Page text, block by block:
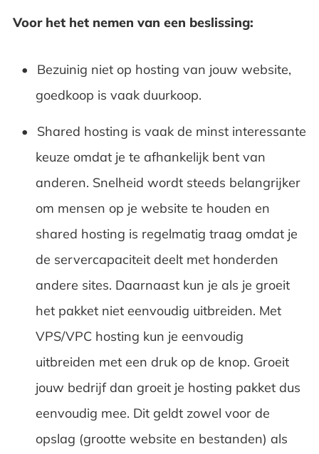
Voor het het nemen van een beslissing:
Bezuinig niet op hosting van jouw website,
goedkoop is vaak duurkoop.
Shared hosting is vaak de minst interessante
keuze omdat je te afhankelijk bent van
anderen. Snelheid wordt steeds belangrijker
om mensen op je website te houden en
shared hosting is regelmatig traag omdat je
de servercapaciteit deelt met honderden
andere sites. Daarnaast kun je als je groeit
het pakket niet eenvoudig uitbreiden. Met
VPS/VPC hosting kun je eenvoudig
uitbreiden met een druk op de knop. Groeit
jouw bedrijf dan groeit je hosting pakket dus
eenvoudig mee. Dit geldt zowel voor de
opslag (grootte website en bestanden) als